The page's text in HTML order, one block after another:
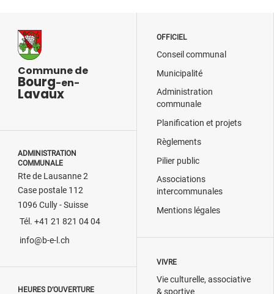
Commune de
Bourg-en-
Lavaux
ADMINISTRATION
COMMUNALE
Rte de Lausanne 2
Case postale 112
1096 Cully - Suisse
Tél. +41 21 821 04 04
info@b-e-l.ch
HEURES D’OUVERTURE
OFFICIEL
Conseil communal
Municipalité
Administration
communale
Planification et projets
Règlements
Pilier public
Associations
intercommunales
Mentions légales
VIVRE
Vie culturelle, associative
& sportive